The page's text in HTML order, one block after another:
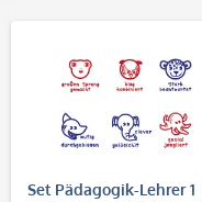
Set Pädagogik-Lehrer 1